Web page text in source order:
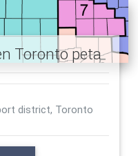
Toronto peta
district, Toronto